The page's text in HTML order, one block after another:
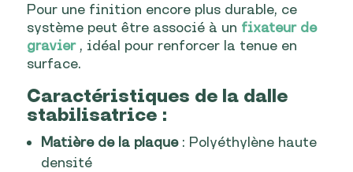
Pour une finition encore plus durable, ce
système peut être associé à un fixateur de
gravier, idéal pour renforcer la tenue en
surface.
Caractéristiques de la dalle
stabilisatrice :
Matière de la plaque: Polyéthylène haute
densité